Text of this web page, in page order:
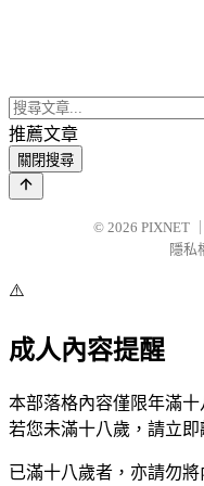
推薦文章
關閉搜尋
© 2026 PIXNET
隱私
⚠️
成人內容提醒
本部落格內容僅限年滿十
若您未滿十八歲，請立即
已滿十八歲者，亦請勿